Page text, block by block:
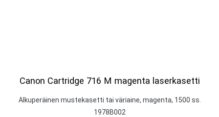
Canon Cartridge 716 M magenta laserkasetti
Alkuperäinen mustekasetti tai väriaine, magenta, 1500 ss.
1978B002